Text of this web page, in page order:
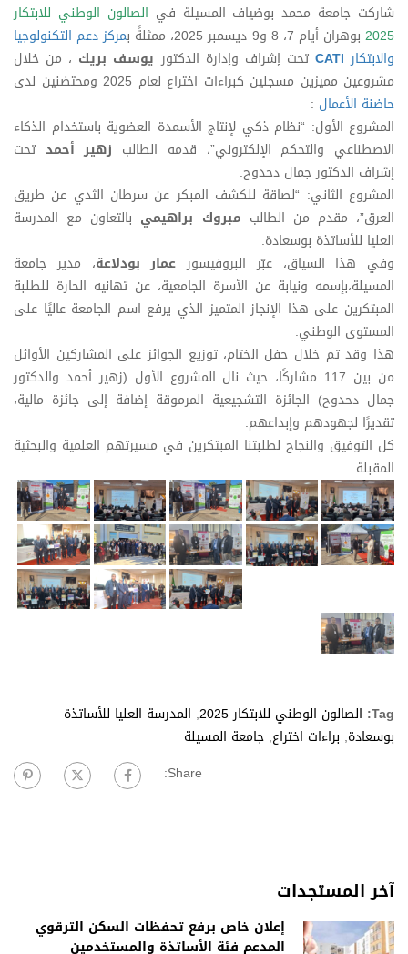
شاركت جامعة محمد بوضياف المسيلة في الصالون الوطني للابتكار
2025بوهران أيام 7، 8 و9 ديسمبر 2025، ممثلةً ب
مركز دعم التكنولوجيا
والابتكار CATI تحت إشراف وإدارة الدكتور يوسف بريك ، من خلال
مشروعين مميزين مسجلين كبراءات اختراع لعام 2025 ومحتضنين لدى
حاضنة الأعمال :
المشروع الأول: “نظام ذكي لإنتاج الأسمدة العضوية باستخدام الذكاء
الاصطناعي والتحكم الإلكتروني”، قدمه الطالب زهير أحمد تحت
إشراف الدكتور جمال دحدوح.
المشروع الثاني: “لصاقة للكشف المبكر عن سرطان الثدي عن طريق
العرق”، مقدم من الطالب مبروك براهيمي بالتعاون مع المدرسة
العليا للأساتذة بوسعادة.
وفي هذا السياق، عبّر البروفيسور عمار بودلاعة، مدير جامعة
المسيلة،بإسمه ونيابة عن الأسرة الجامعية، عن تهانيه الحارة للطلبة
المبتكرين على هذا الإنجاز المتميز الذي يرفع اسم الجامعة عاليًا على
المستوى الوطني.
هذا وقد تم خلال حفل الختام، توزيع الجوائز على المشاركين الأوائل
من بين 117 مشاركًا، حيث نال المشروع الأول (زهير أحمد والدكتور
جمال دحدوح) الجائزة التشجيعية المرموقة إضافة إلى جائزة مالية،
تقديرًا لجهودهم وإبداعهم.
كل التوفيق والنجاح لطلبتنا المبتكرين في مسيرتهم العلمية والبحثية
المقبلة.
Tag: الصالون الوطني للابتكار 2025 , المدرسة العليا للأساتذة
بوسعادة, براءات اختراع, جامعة المسيلة
Share:
آخر المستجدات
إعلان خاص برفع تحفظات السكن الترقوي
المدعم فئة الأساتذة والمستخدمين